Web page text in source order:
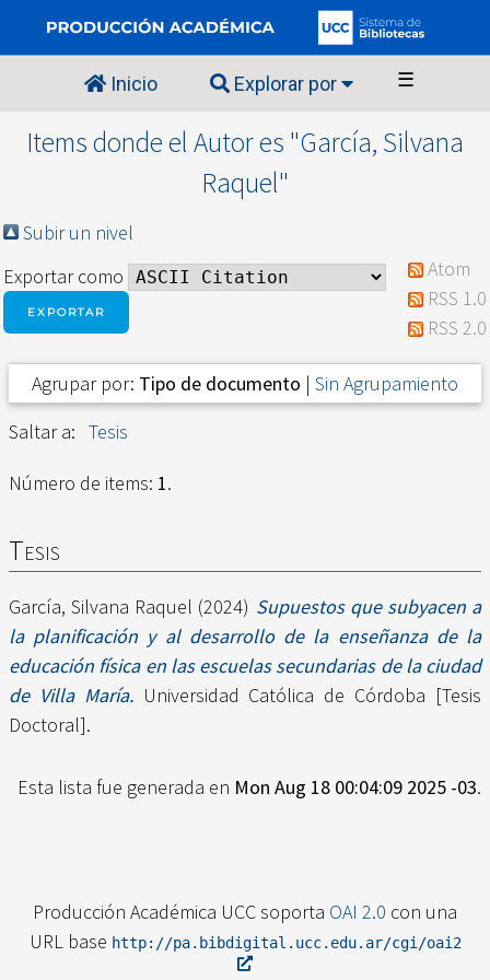
Inicio Explorar por ☰
Items donde el Autor es "García, Silvana
Raquel"
Subir un nivel
Exportar como
Atom
RSS 1.0
RSS 2.0
Agrupar por: Tipo de documento | Sin Agrupamiento
Saltar a: Tesis
Número de items: 1.
Tesis
García, Silvana Raquel (2024) Supuestos que subyacen a
la planificación y al desarrollo de la enseñanza de la
educación física en las escuelas secundarias de la ciudad
de Villa María.Universidad Católica de Córdoba [Tesis
Doctoral].
Esta lista fue generada en Mon Aug 18 00:04:09 2025 -03.
Producción Académica UCC soporta OAI 2.0 con una
URL base http://pa.bibdigital.ucc.edu.ar/cgi/oai2